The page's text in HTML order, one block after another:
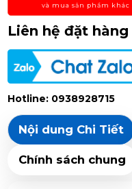
và mua sản phẩm khác
Liên hệ đặt
Hotline: 0938928715
Nội dung Chi Tiết
Chính sách chung